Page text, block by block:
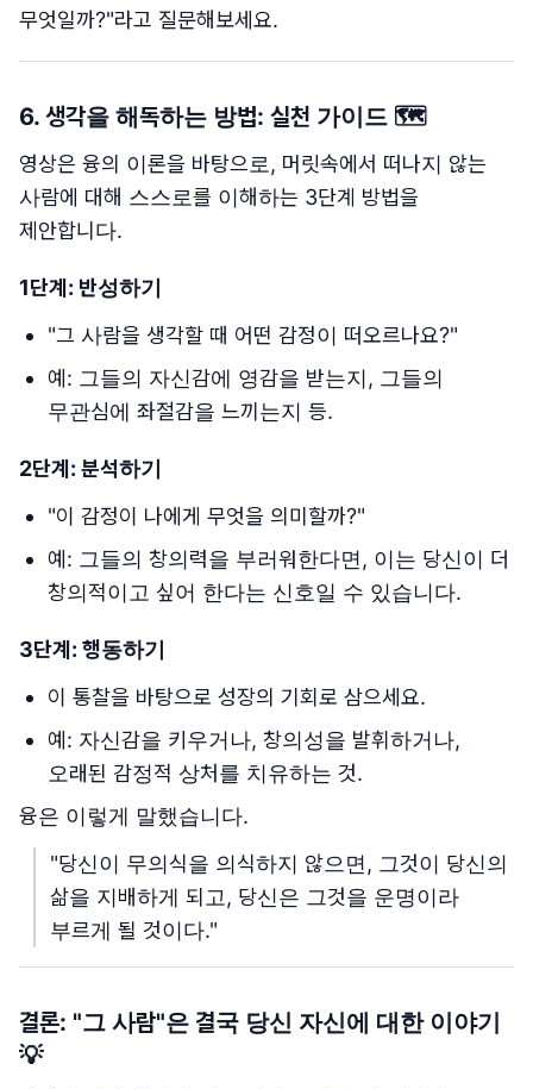
무엇일까?"라고 질문해보세요.
6. 생각을 해독하는 방법: 실천 가이드 🗺️
영상은 융의 이론을 바탕으로, 머릿속에서 떠나지 않는
사람에 대해 스스로를 이해하는 3단계 방법을
제안합니다.
1단계: 반성하기
"그 사람을 생각할 때 어떤 감정이 떠오르나요?"
예: 그들의 자신감에 영감을 받는지, 그들의
무관심에 좌절감을 느끼는지 등.
2단계: 분석하기
"이 감정이 나에게 무엇을 의미할까?"
예: 그들의 창의력을 부러워한다면, 이는 당신이 더
창의적이고 싶어 한다는 신호일 수 있습니다.
3단계: 행동하기
이 통찰을 바탕으로 성장의 기회로 삼으세요.
예: 자신감을 키우거나, 창의성을 발휘하거나,
오래된 감정적 상처를 치유하는 것.
융은 이렇게 말했습니다.
"당신이 무의식을 의식하지 않으면, 그것이 당신의
삶을 지배하게 되고, 당신은 그것을 운명이라
부르게 될 것이다."
결론: "그 사람"은 결국 당신 자신에 대한 이야기
💡